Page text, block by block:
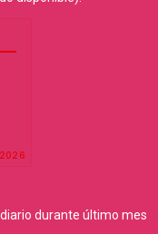
diario durante último mes